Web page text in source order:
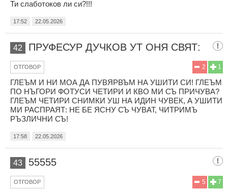
Ти слаботоков ли си?!!!
17:52 22.05.2026
42 ПРУФЕСУР ДУЧКОВ УТ ОНЯ СВЯТ:
1
2
ОТГОВОР
ГЛЕЪМ И НИ МОА ДА ПУВЯРВЪМ НА УШИТИ СИ! ГЛЕЪМ
ПО НЪГОРИ ФОТУСИ ЧЕТИРИ И КВО МИ СЪ ПРИЧУВА?
ГЛЕЪМ ЧЕТИРИ СНИМКИ УШ НА ИДИН ЧУВЕК, А УШИТИ
МИ РАСПРАЯТ: НЕ БЕ ЯСНУ СЪ ЧУВАТ, ЧИТРИМЪ
РЪЗЛИЧНИ СЪ!
17:58 22.05.2026
43 55555
7
5
ОТГОВОР